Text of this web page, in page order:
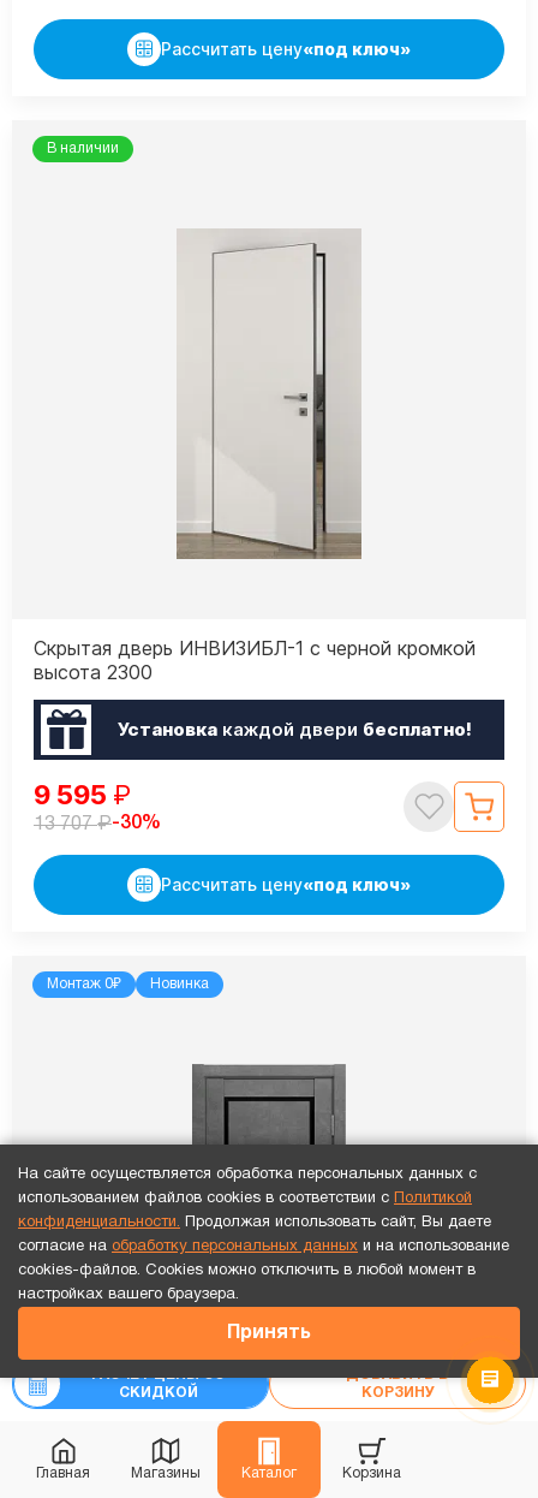
Главная Магазины Каталог Корзина
Точный расчет за 10 минут по СМС или телефону!
СКИДКОЙ
КОРЗИНУ
Рассчитать цену«под ключ»
В наличии
Скрытая дверь ИНВИЗИБЛ-1 с черной кромкой
высота 2300
Установкакаждой двери бесплатно!
9 595 ₽
13 707₽-30%
Рассчитать цену«под ключ»
Монтаж 0₽ Новинка
ПО SKY 1 Бетон темный стекло черное
На сайте осуществляется обработка персональных данных с
использованием файлов cookies в соответствии с
Политикой
конфиденциальности. Продолжая использовать сайт, Вы даете
согласие на обработку персональных данных и на использование
cookies-файлов. Cookies можно отключить в любой момент в
настройках вашего браузера.
Принять